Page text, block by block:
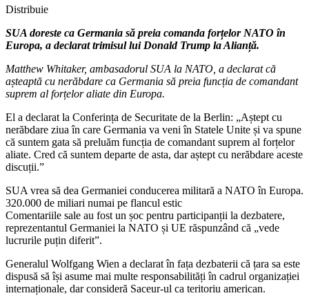
Distribuie
SUA doreste ca Germania să preia comanda forțelor NATO în
Europa, a declarat trimisul lui Donald Trump la Alianță.
Matthew Whitaker, ambasadorul SUA la NATO, a declarat că
așteaptă cu nerăbdare ca Germania să preia funcția de comandant
suprem al forțelor aliate din Europa.
El a declarat la Conferința de Securitate de la Berlin: „Aștept cu
nerăbdare ziua în care Germania va veni în Statele Unite și va spune
că suntem gata să preluăm funcția de comandant suprem al forțelor
aliate. Cred că suntem departe de asta, dar aștept cu nerăbdare aceste
discuții.”
SUA vrea să dea Germaniei conducerea militară a NATO în Europa.
320.000 de miliari numai pe flancul estic
Comentariile sale au fost un șoc pentru participanții la dezbatere,
reprezentantul Germaniei la NATO și UE răspunzând că „vede
lucrurile puțin diferit”.
Generalul Wolfgang Wien a declarat în fața dezbaterii că țara sa este
dispusă să își asume mai multe responsabilități în cadrul organizației
internaționale, dar consideră Saceur-ul ca teritoriu american.